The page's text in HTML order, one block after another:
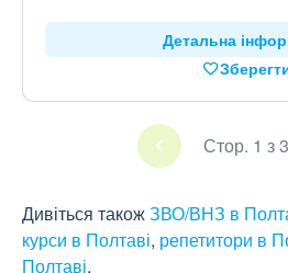
Детальна
Стор. 1 з 3
Дивіться такожЗВО/ВНЗ в
курси в Полтаві, репетитори в
Полтаві.